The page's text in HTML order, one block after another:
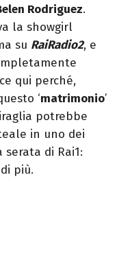
Rodriguez.
la showgirl
su RaiRadio2, e
qui perché,
‘matrimonio’
potrebbe
in uno dei
di Rai1:
più.